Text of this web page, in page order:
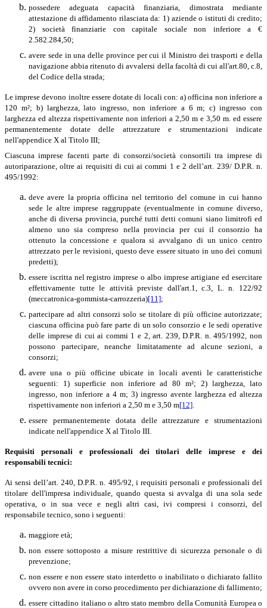
possedere adeguata capacità finanziaria, dimostrata mediante
attestazione di affidamento rilasciata da: 1) aziende o istituti di credito;
2) società finanziarie con capitale sociale non inferiore a €
2.582.284,50;
avere sede in una delle province per cui il Ministro dei trasporti e della
navigazione abbia ritenuto di avvalersi della facoltà di cui all'art.80, c.8,
del Codice della strada;
Le imprese devono inoltre essere dotate di locali con: a) officina non inferiore a
120 m²; b) larghezza, lato ingresso, non inferiore a 6 m; c) ingresso con
larghezza ed altezza rispettivamente non inferiori a 2,50 m e 3,50 m. ed essere
permanentemente dotate delle attrezzature e strumentazioni indicate
nell'appendice X al Titolo III;
Ciascuna imprese facenti parte di consorzi/società consortili tra imprese di
autoriparazione, oltre ai requisiti di cui ai commi 1 e 2 dell’art. 239/ D.P.R. n.
495/1992:
deve avere la propria officina nel territorio del comune in cui hanno
sede le altre imprese raggruppate (eventualmente in comune diverso,
anche di diversa provincia, purché tutti detti comuni siano limitrofi ed
almeno uno sia compreso nella provincia per cui il consorzio ha
ottenuto la concessione e qualora si avvalgano di un unico centro
attrezzato per le revisioni, questo deve essere situato in uno dei comuni
predetti);
essere iscritta nel registro imprese o albo imprese artigiane ed esercitare
effettivamente tutte le attività previste dall'art.1, c.3, L. n. 122/92
(meccatronica-gommista-carrozzeria)[11];
partecipare ad altri consorzi solo se titolare di più officine autorizzate;
ciascuna officina può fare parte di un solo consorzio e le sedi operative
delle imprese di cui ai commi 1 e 2, art. 239, D.P.R. n. 495/1992, non
possono partecipare, neanche limitatamente ad alcune sezioni, a
consorzi;
avere una o più officine ubicate in locali aventi le caratteristiche
seguenti: 1) superficie non inferiore ad 80 m²; 2) larghezza, lato
ingresso, non inferiore a 4 m; 3) ingresso avente larghezza ed altezza
rispettivamente non inferiori a 2,50 m e 3,50 m[12]
essere permanentemente dotata delle attrezzature e strumentazioni
indicate nell'appendice X al Titolo III.
Requisiti personali e professionali dei titolari delle imprese e dei
responsabili tecnici:
Ai sensi dell’art. 240, D.P.R. n. 495/92, i requisiti personali e professionali del
titolare dell'impresa individuale, quando questa si avvalga di una sola sede
operativa, o in sua vece e negli altri casi, ivi compresi i consorzi, del
responsabile tecnico, sono i seguenti:
maggiore età;
non essere sottoposto a misure restrittive di sicurezza personale o di
prevenzione;
non essere e non essere stato interdetto o inabilitato o dichiarato fallito
ovvero non avere in corso procedimento per dichiarazione di fallimento;
essere cittadino italiano o altro stato membro della Comunità Europea o